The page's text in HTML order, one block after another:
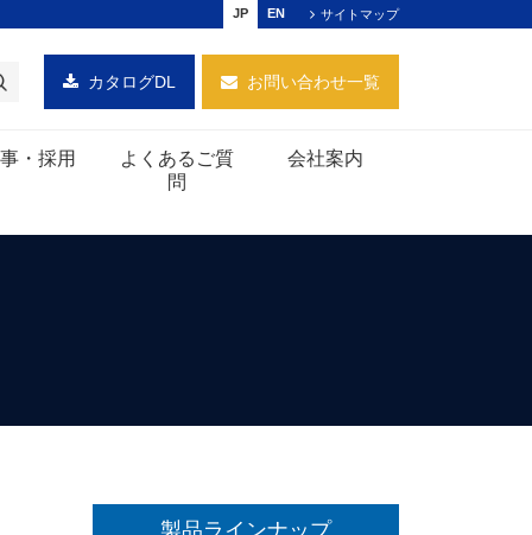
サイトマップ
JP EN
カタログDL お問い合わせ一覧
・採用
よくあるご質
問
会社案内
製品ラインナップ